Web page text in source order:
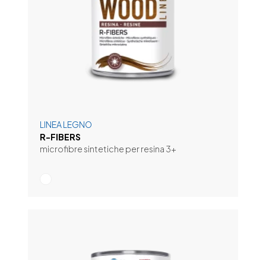
LINEA LEGNO
R-FIBERS
microfibre sintetiche per resina 3+